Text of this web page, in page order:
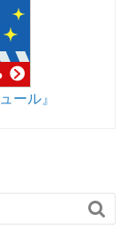
ール』
